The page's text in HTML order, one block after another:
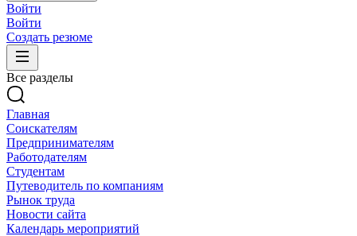
Войти
Войти
Создать резюме
Все разделы
Главная
Соискателям
Предпринимателям
Работодателям
Студентам
Путеводитель по компаниям
Рынок труда
Новости сайта
Календарь мероприятий